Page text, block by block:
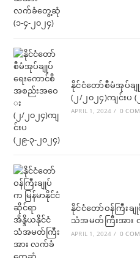
နိုင်ငံတော်စီမံအုပ်ခ
(၂/၂၀၂၄)ကျင်းပ
APRIL 1, 2024 / 0
နိုင်ငံတော်ဝန်ကြီးခ
သံအမတ်ကြီးအား
APRIL 1, 2024 / 0